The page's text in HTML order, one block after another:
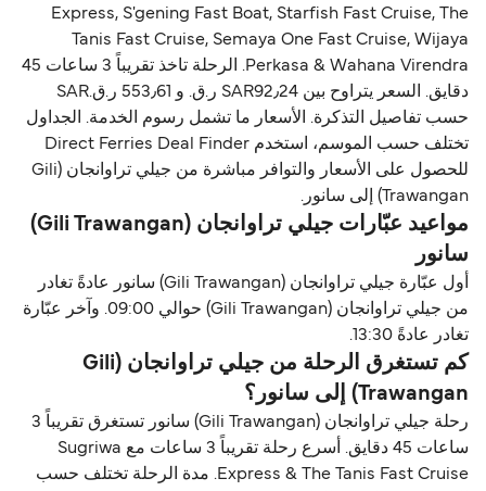
Express, S'gening Fast Boat, Starfish Fast Cruise, The
Tanis Fast Cruise, Semaya One Fast Cruise, Wijaya
Perkasa & Wahana Virendra. الرحلة تاخذ تقريباً 3 ساعات 45
دقايق. السعر يتراوح بين SAR92٫24 ر.ق.‏ و 553٫61 ر.ق.‏SAR
حسب تفاصيل التذكرة. الأسعار ما تشمل رسوم الخدمة. الجداول
تختلف حسب الموسم، استخدم Direct Ferries Deal Finder
للحصول على الأسعار والتوافر مباشرة من جيلي تراوانجان (Gili
Trawangan) إلى سانور.
مواعيد عبّارات جيلي تراوانجان (Gili Trawangan)
سانور
أول عبّارة جيلي تراوانجان (Gili Trawangan) سانور عادةً تغادر
من جيلي تراوانجان (Gili Trawangan) حوالي 09:00. وآخر عبّارة
تغادر عادةً 13:30.
كم تستغرق الرحلة من جيلي تراوانجان (Gili
Trawangan) إلى سانور؟
رحلة جيلي تراوانجان (Gili Trawangan) سانور تستغرق تقريباً 3
ساعات 45 دقايق. أسرع رحلة تقريباً 3 ساعات مع Sugriwa
Express & The Tanis Fast Cruise. مدة الرحلة تختلف حسب